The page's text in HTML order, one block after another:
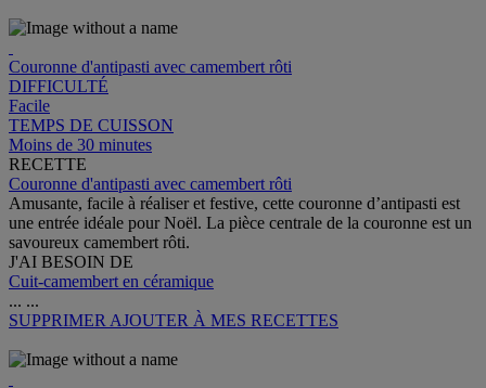
Couronne d'antipasti avec camembert rôti
DIFFICULTÉ
Facile
TEMPS DE CUISSON
Moins de 30 minutes
RECETTE
Couronne d'antipasti avec camembert rôti
Amusante, facile à réaliser et festive, cette couronne d’antipasti est
une entrée idéale pour Noël. La pièce centrale de la couronne est un
savoureux camembert rôti.
J'AI BESOIN DE
Cuit-camembert en céramique
... ...
SUPPRIMER AJOUTER À MES RECETTES